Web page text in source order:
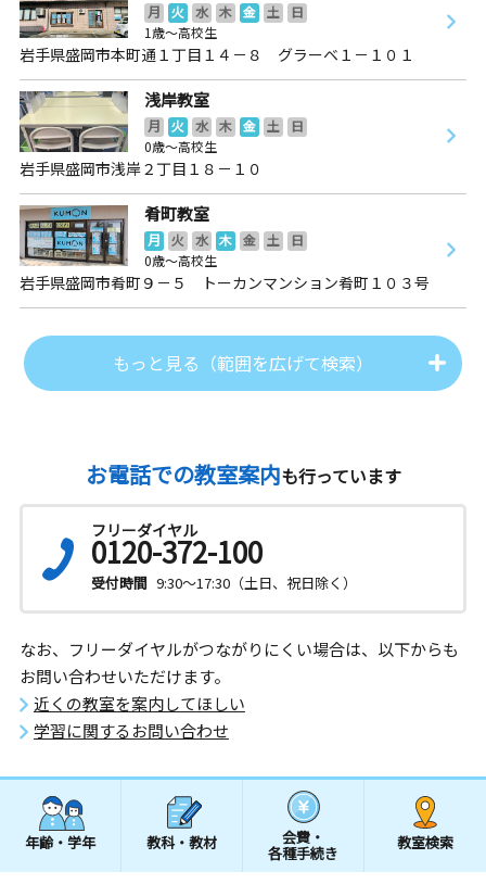
月 火 水 木 金 土
日
1歳～高校生
岩手県盛岡市本町通１丁目１４－８ グラーベ１－１０１
浅岸教室
月 火 水 木 金 土
日
0歳～高校生
岩手県盛岡市浅岸２丁目１８－１０
肴町教室
月 火 水 木 金 土
日
0歳～高校生
岩手県盛岡市肴町９－５ トーカンマンション肴町１０３号
もっと見る（範囲を広げて検索）
お電話での教室案内も行っています
フリーダイヤル
0120-372-100
受付時間 9:30～17:30（土日、祝日除く）
なお、フリーダイヤルがつながりにくい場合は、以下からも
お問い合わせいただけます。
近くの教室を案内してほしい
学習に関するお問い合わせ
年齢・学年 教科・教材 会費・
各種手続き
教室検索